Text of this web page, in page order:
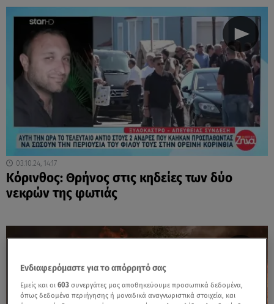
03.10.24, 14:17
Κόρινθος: Θρήνος στις κηδείες των δύο
νεκρών της φωτιάς
Ενδιαφερόμαστε για το απόρρητό σας
Εμείς και οι603 συνεργάτες μας αποθηκεύουμε προσωπικά δεδομένα,
όπως δεδομένα περιήγησης ή μοναδικά αναγνωριστικά στοιχεία, και